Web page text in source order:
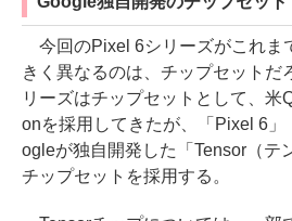
今回のPixel 6シリーズがこれま
きく異なるのは、チップセットだ
リーズはチップセットとして、米
onを採用してきたが、「Pixel 6」
ogleが独自開発した「Tensor（テ
チップセットを採用する。